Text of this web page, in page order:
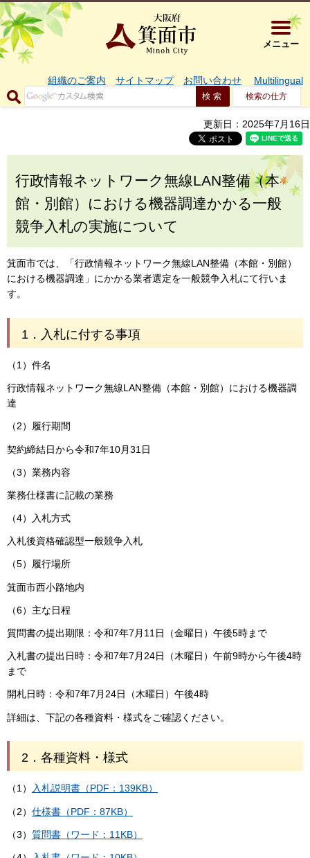
大阪府箕
メニュー
組織のご案内 サイトマップ お問い合わせ Multilingual
検索の仕方
更新日：2025年7月16日
行政情報ネットワーク無線LAN整備（本
館・別館）における機器調達かかる一般
競争入札の実施について
箕面市では、「行政情報ネットワーク無線LAN整備（本館・別館）
における機器調達」にかかる業者選定を一般競争入札にて行いま
す。
1．入札に付する事項
（1）件名
行政情報ネットワーク無線LAN整備（本館・別館）における機器調
達
（2）履行期間
契約締結日から令和7年10月31日
（3）業務内容
業務仕様書に記載の業務
（4）入札方式
入札後資格確認型一般競争入札
（5）履行場所
箕面市西小路地内
（6）主な日程
質問書の提出期限：令和7年7月11日（金曜日）午後5時まで
入札書の提出日時：令和7年7月24日（木曜日）午前9時から午後4時
まで
開札日時：令和7年7月24日（木曜日）午後4時
詳細は、下記の各種資料・様式をご確認ください。
2．各種資料・様式
（1） 入札説明書（PDF：139KB）
（2） 仕様書（PDF：87KB）
（3） 質問書（ワード：11KB）